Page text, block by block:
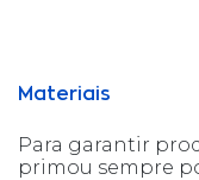
Materiais
Para garantir
primou sempre